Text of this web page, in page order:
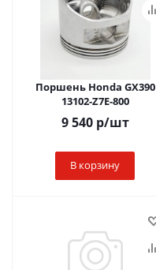
Поршень Honda GX390
13102-Z7E-800
9 540р/шт
В корзину